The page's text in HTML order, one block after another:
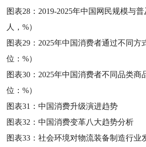
图表28： 2019-2025年中国网民规模与
人，%）
图表29： 2025年中国消费者通过不同方
位：%）
图表30： 2025年中国消费者不同品类商
位：%）
图表31：中国消费升级演进趋势
图表32：中国消费变革八大趋势分析
图表33：社会环境对物流装备制造行业